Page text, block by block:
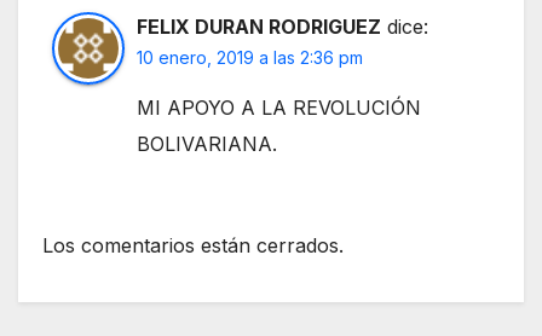
FELIX DURAN RODRIGUEZ dice:
10 enero, 2019 a las 2:36 pm
MI APOYO A LA REVOLUCIÓN
BOLIVARIANA.
Los comentarios están cerrados.